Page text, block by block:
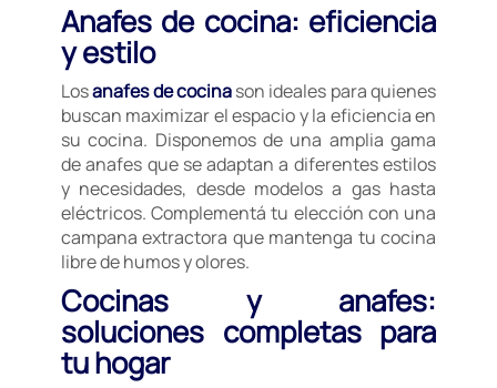
Anafes de cocina: eficiencia
y estilo
Losanafes de cocinason ideales para quienes
buscan maximizar el espacio y la eficiencia en
su cocina. Disponemos de una amplia gama
de anafes que se adaptan a diferentes estilos
y necesidades, desde modelos a gas hasta
eléctricos. Complementá tu elección con una
campana extractora que mantenga tu cocina
libre de humos y olores.
Cocinas y anafes:
soluciones completas para
tu hogar